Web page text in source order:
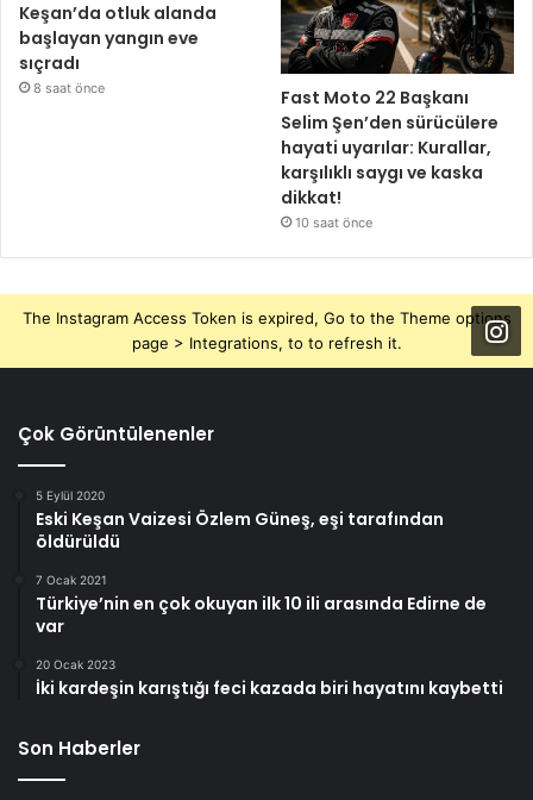
Keşan’da otluk alanda
başlayan yangın eve
sıçradı
8 saat önce
Fast Moto 22 Başkanı
Selim Şen’den sürücülere
hayati uyarılar: Kurallar,
karşılıklı saygı ve kaska
dikkat!
10 saat önce
The Instagram Access Token is expired, Go to the Theme options
page > Integrations, to to refresh it.
Çok Görüntülenenler
5 Eylül 2020
Eski Keşan Vaizesi Özlem Güneş, eşi tarafından
öldürüldü
7 Ocak 2021
Türkiye’nin en çok okuyan ilk 10 ili arasında Edirne de
var
20 Ocak 2023
İki kardeşin karıştığı feci kazada biri hayatını kaybetti
Son Haberler